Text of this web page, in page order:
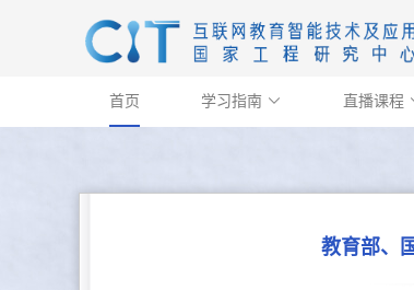
首页 学习指南  直播课程
教育部、